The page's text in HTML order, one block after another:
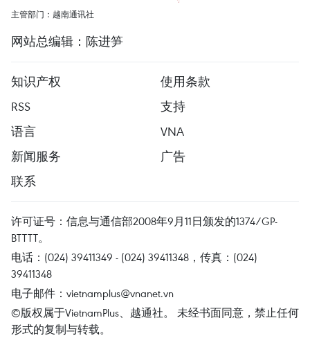
主管部门：越南通讯社
网站总编辑：陈进笋
知识产权
使用条款
RSS
支持
语言
VNA
新闻服务
广告
联系
许可证号：信息与通信部2008年9月11日颁发的1374/GP-
BTTTT。
电话：(024) 39411349 - (024) 39411348，传真：(024)
39411348
电子邮件： vietnamplus@vnanet.vn
©版权属于VietnamPlus、越通社。 未经书面同意，禁止任何
形式的复制与转载。